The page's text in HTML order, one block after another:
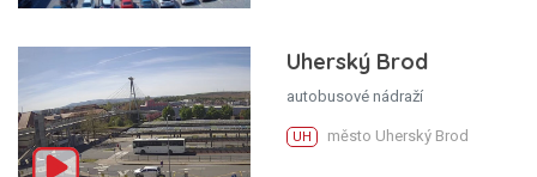
Uherský Brod
autobusové nádraží
UH město Uherský Brod